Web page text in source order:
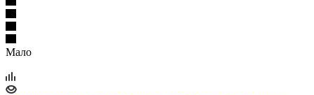
Мало